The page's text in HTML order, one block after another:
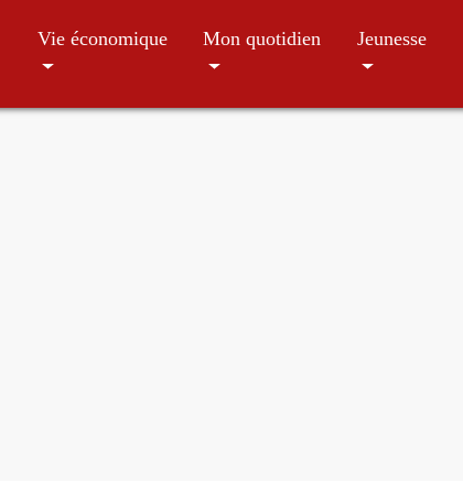
Vie économique Mon quotidien Jeunesse